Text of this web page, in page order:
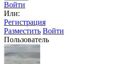
Войти
Или:
Регистрация
Разместить Войти
Пользователь